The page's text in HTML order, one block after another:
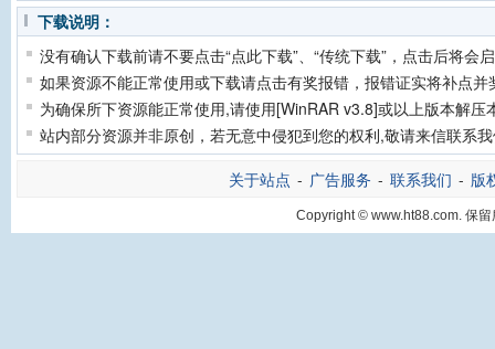
下载说明：
没有确认下载前请不要点击“点此下载”、“传统下载”，点击后将会
如果资源不能正常使用或下载请点击有奖报错，报错证实将补点并
为确保所下资源能正常使用,请使用[WinRAR v3.8]或以上版本解压
站内部分资源并非原创，若无意中侵犯到您的权利,敬请来信联系
关于站点 - 广告服务 - 联系我们 - 版
Copyright © www.ht88.com. 保